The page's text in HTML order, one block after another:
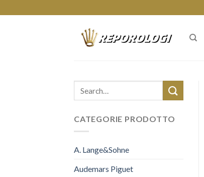
to
CATEGORIE PRODOTTO
A. Lange&Sohne
Audemars Piguet